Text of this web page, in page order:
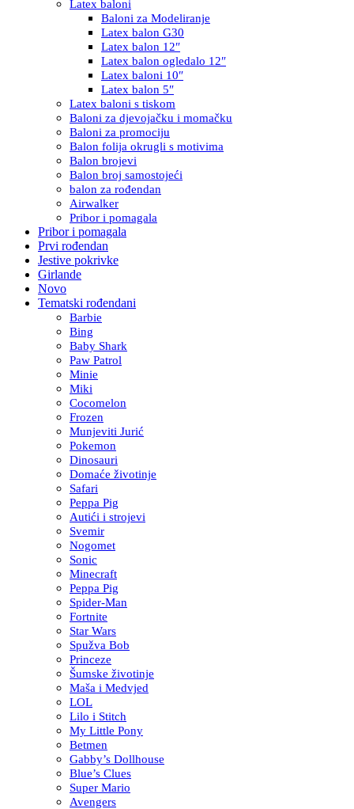
Latex baloni
Baloni za Modeliranje
Latex balon G30
Latex balon 12″
Latex balon ogledalo 12″
Latex baloni 10″
Latex balon 5″
Latex baloni s tiskom
Baloni za djevojačku i momačku
Baloni za promociju
Balon folija okrugli s motivima
Balon brojevi
Balon broj samostojeći
balon za rođendan
Airwalker
Pribor i pomagala
Pribor i pomagala
Prvi rođendan
Jestive pokrivke
Girlande
Novo
Tematski rođendani
Barbie
Bing
Baby Shark
Paw Patrol
Minie
Miki
Cocomelon
Frozen
Munjeviti Jurić
Pokemon
Dinosauri
Domaće životinje
Safari
Peppa Pig
Autići i strojevi
Svemir
Nogomet
Sonic
Minecraft
Peppa Pig
Spider-Man
Fortnite
Star Wars
Spužva Bob
Princeze
Šumske životinje
Maša i Medvjed
LOL
Lilo i Stitch
My Little Pony
Betmen
Gabby’s Dollhouse
Blue’s Clues
Super Mario
Avengers